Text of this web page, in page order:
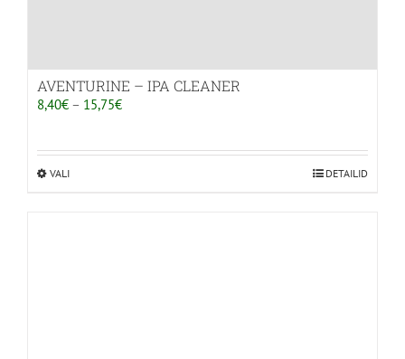
AVENTURINE – IPA CLEANER
8,40€ – 15,75€Hinnavahemik:
kuni
VALISellel
DETAILID